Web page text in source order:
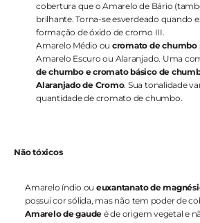
cobertura que o Amarelo de Bário
brilhante. Torna-se esverdeado quando
formação de óxido de cromo III.
Amarelo Médio ou cromato de chumbo
Amarelo Escuro ou Alaranjado. Uma
de chumbo e cromato básico de
Alaranjado de Cromo. Sua tonalidade
quantidade de cromato de chumbo.
Não tóxicos
Amarelo índio ou euxantanato de
possui cor sólida, mas não tem poder de
Amarelo de gaude é de origem vegetal e